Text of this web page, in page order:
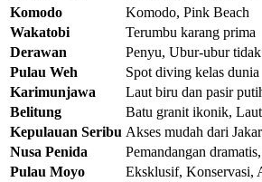
Komodo
Komodo, Pink Beach
Wakatobi
Terumbu karang prima
Derawan
Penyu, Ubur-ubur
Pulau Weh
Spot diving kelas dunia
Karimunjawa
Laut biru dan pasir
Belitung
Batu granit ikonik,
Kepulauan Seribu Akses mudah dari
Nusa Penida
Pemandangan
Pulau Moyo
Eksklusif, Konservasi,